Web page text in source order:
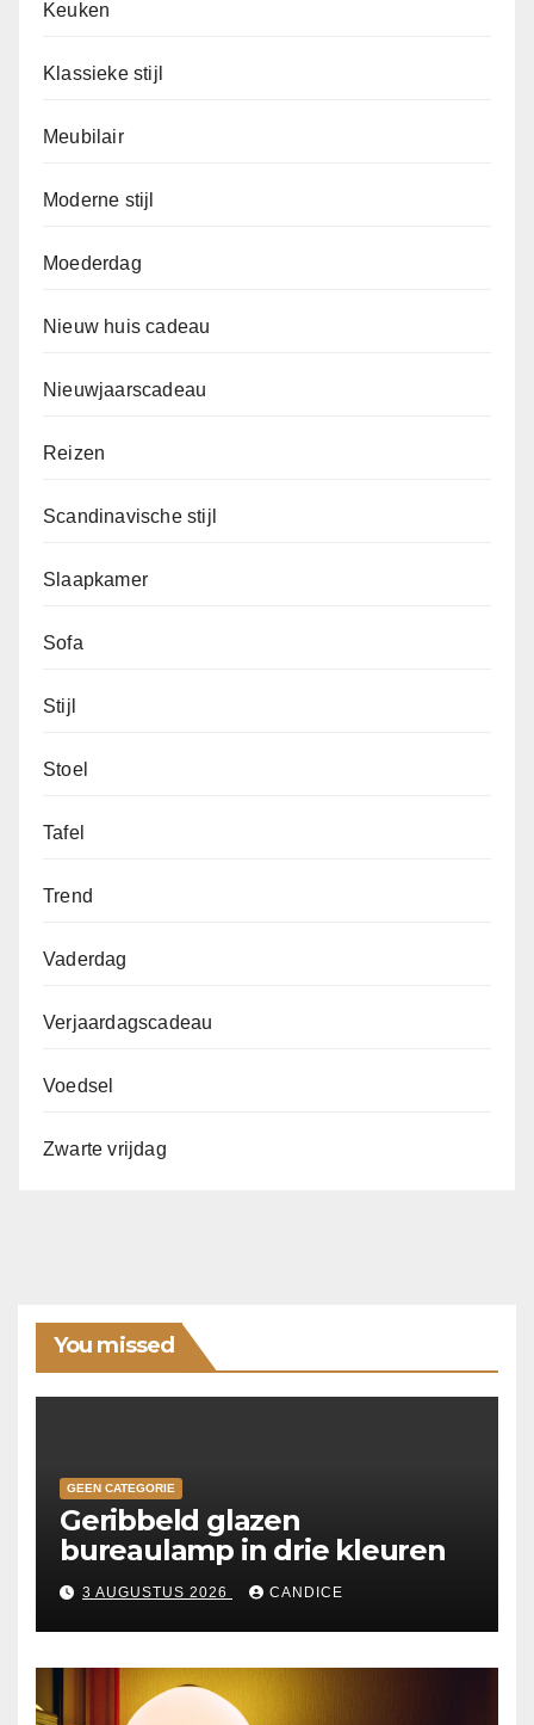
Keuken
Klassieke stijl
Meubilair
Moderne stijl
Moederdag
Nieuw huis cadeau
Nieuwjaarscadeau
Reizen
Scandinavische stijl
Slaapkamer
Sofa
Stijl
Stoel
Tafel
Trend
Vaderdag
Verjaardagscadeau
Voedsel
Zwarte vrijdag
You missed
GEEN CATEGORIE
Geribbeld glazen
bureaulamp in drie kleuren
3 AUGUSTUS 2026 CANDICE